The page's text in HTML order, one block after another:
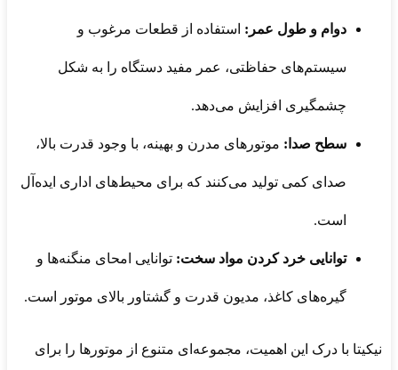
دوام و طول عمر: استفاده از قطعات مرغوب و
سیستم‌های حفاظتی، عمر مفید دستگاه را به شکل
چشمگیری افزایش می‌دهد.
سطح صدا: موتورهای مدرن و بهینه، با وجود قدرت بالا،
صدای کمی تولید می‌کنند که برای محیط‌های اداری ایده‌آل
است.
توانایی خرد کردن مواد سخت: توانایی امحای منگنه‌ها و
گیره‌های کاغذ، مدیون قدرت و گشتاور بالای موتور است.
نیکیتا با درک این اهمیت، مجموعه‌ای متنوع از موتورها را برای